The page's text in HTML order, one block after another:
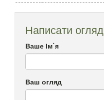
Написати огляд
Ваше Ім`я
Ваш огляд